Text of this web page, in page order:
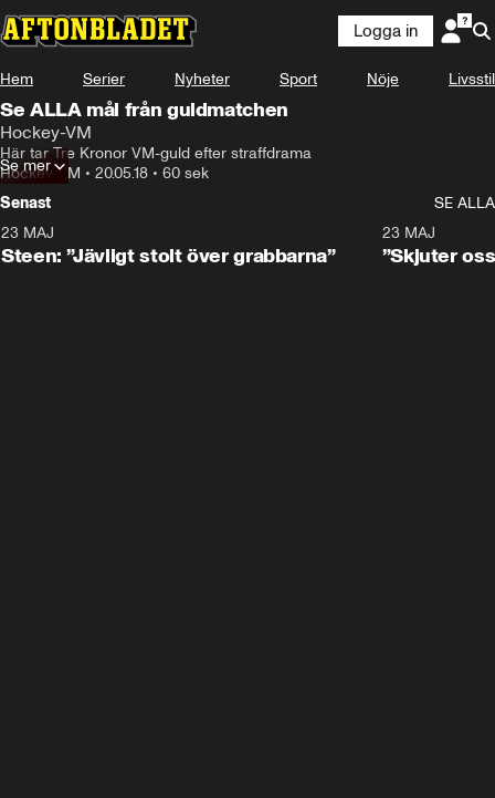
Logga in
Hem Serier Nyheter Sport Nöje Livsstil
Se ALLA mål från guldmatchen
Hockey-VM
Här tar Tre Kronor VM-guld efter straffdrama
Hockey-VM • 20.05.18 • 60 sek
Se mer
Senast
SE ALLA
23 MAJ
Steen: ”Jävligt stolt över grabbarna”
23 MAJ
”Skjuter